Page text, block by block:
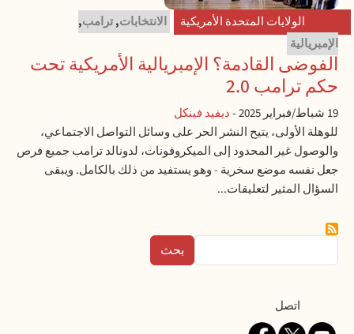
الولايات المتحدة الأمريكية الانتخابات,ترامب,
الإمبريالية
الفوضى القادمة؟ الإمبريالية الأمريكية تحت
حكم ترامب 2.0
19 شباط/فبراير 2025 -ديفيد فينكل
للوهلة الأولى، يتيح النشر الحر على وسائل التواصل الاجتماعي،
والوصول غير المحدود إلى الميكروفونات، لدونالد ترامب جميع فرص
جعل نفسه موضع سخرية - وهو يستفيد من ذلك بالكامل. ويبقى
السؤال المثير لتعليقات...
Contactاتصل